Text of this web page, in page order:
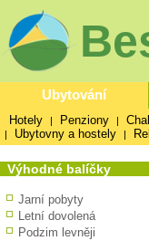
Ubytování
Hotely | Penziony |
| Ubytovny a hostely |
Výhodné balíčky
Jarní pobyty
Letní dovolená
Podzim levněji